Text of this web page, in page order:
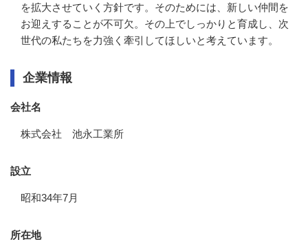
を拡大させていく方針です。そのためには、新しい仲間を
お迎えすることが不可欠。その上でしっかりと育成し、次
世代の私たちを力強く牽引してほしいと考えています。
企業情報
会社名
株式会社 池永工業所
設立
昭和34年7月
所在地